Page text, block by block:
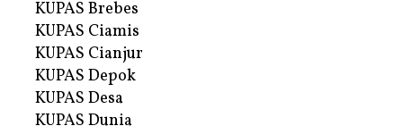
KUPAS Brebes
KUPAS Ciamis
KUPAS Cianjur
KUPAS Depok
KUPAS Desa
KUPAS Dunia